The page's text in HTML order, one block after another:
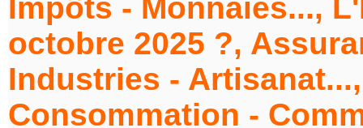
Impôts - Monnaies...,
octobre 2025 ?,
Industries -
Consommation -